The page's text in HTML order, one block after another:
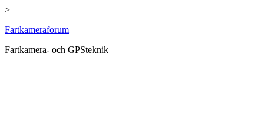
>
Hoppa
innehåll
Fartkameraforum
Fartkamera- och GPSteknik